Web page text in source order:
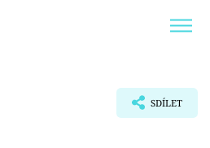
SDÍLET